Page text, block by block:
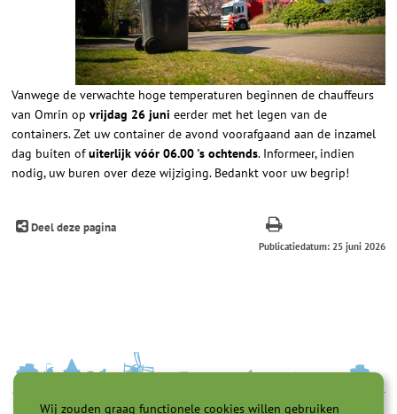
Wij zouden graag functionele cookies willen gebruiken
Vanwege de verwachte hoge temperaturen beginnen de chauffeurs
van Omrin opvrijdag 26 juni eerder met het legen van de
containers. Zet uw container de avond voorafgaand aan de inzamel
dag buiten ofuiterlijk vóór 06.00 's ochtends. Informeer, indien
nodig, uw buren over deze wijziging. Bedankt voor uw begrip!
Deel deze pagina
Publicatiedatum: 25 juni 2026